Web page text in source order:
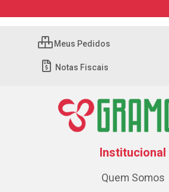
Meus Pedidos
Notas Fiscais
Institucional
Quem Somos